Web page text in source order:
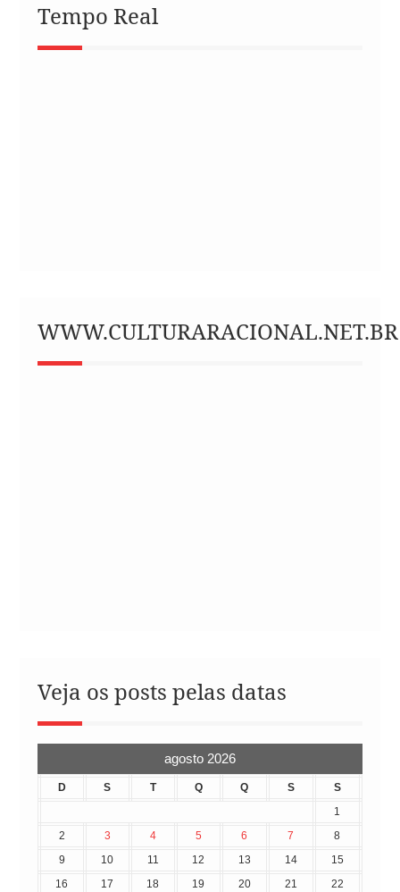
Tempo Real
WWW.CULTURARACIONAL.NET.BR
Veja os posts pelas datas
agosto 2026
D S T Q Q S
S
1
2
3 4 5 6 7
8
9
10 11 12 13 14
15
16
17 18 19 20 21
22